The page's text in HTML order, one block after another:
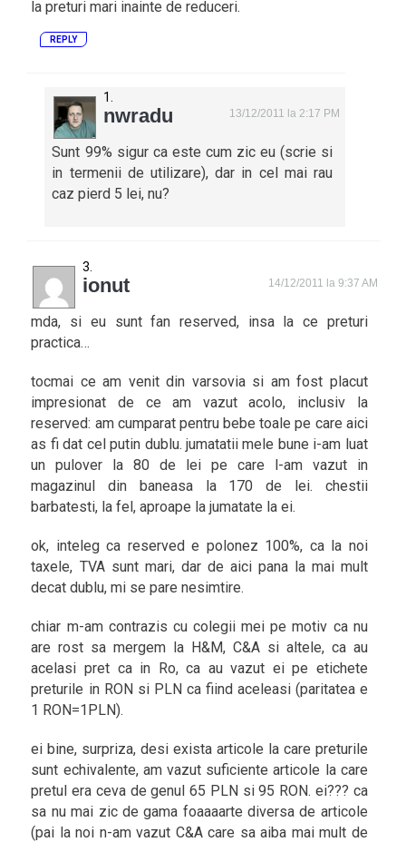
la preturi mari inainte de reduceri.
REPLY
nwradu 13/12/2011 la 2:17 PM
Sunt 99% sigur ca este cum zic eu (scrie si
in termenii de utilizare), dar in cel mai rau
caz pierd 5 lei, nu?
ionut 14/12/2011 la 9:37 AM
mda, si eu sunt fan reserved, insa la ce preturi
practica…
tocmai ce am venit din varsovia si am fost placut
impresionat de ce am vazut acolo, inclusiv la
reserved: am cumparat pentru bebe toale pe care aici
as fi dat cel putin dublu. jumatatii mele bune i-am luat
un pulover la 80 de lei pe care l-am vazut in
magazinul din baneasa la 170 de lei. chestii
barbatesti, la fel, aproape la jumatate la ei.
ok, inteleg ca reserved e polonez 100%, ca la noi
taxele, TVA sunt mari, dar de aici pana la mai mult
decat dublu, mi se pare nesimtire.
chiar m-am contrazis cu colegii mei pe motiv ca nu
are rost sa mergem la H&M, C&A si altele, ca au
acelasi pret ca in Ro, ca au vazut ei pe etichete
preturile in RON si PLN ca fiind aceleasi (paritatea e
1 RON=1PLN).
ei bine, surpriza, desi exista articole la care preturile
sunt echivalente, am vazut suficiente articole la care
pretul era ceva de genul 65 PLN si 95 RON. ei??? ca
sa nu mai zic de gama foaaaarte diversa de articole
(pai la noi n-am vazut C&A care sa aiba mai mult de